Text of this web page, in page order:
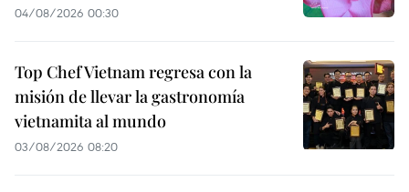
04/08/2026 00:30
Top Chef Vietnam regresa con la
misión de llevar la gastronomía
vietnamita al mundo
03/08/2026 08:20